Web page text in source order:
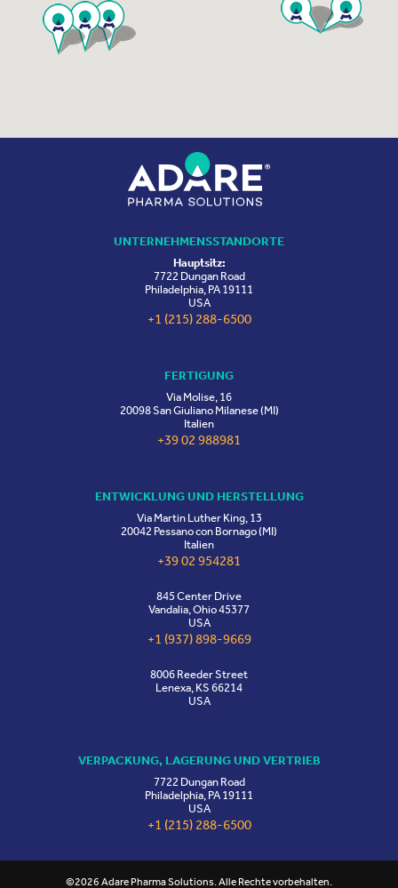
UNTERNEHMENSSTANDORTE
Hauptsitz:
7722 Dungan Road
Philadelphia, PA 19111
USA
+1 (215) 288-6500
FERTIGUNG
Via Molise, 16
20098 San Giuliano Milanese (MI)
Italien
+39 02 988981
ENTWICKLUNG UND HERSTELLUNG
Via Martin Luther King, 13
20042 Pessano con Bornago (MI)
Italien
+39 02 954281
845 Center Drive
Vandalia, Ohio 45377
USA
+1 (937) 898-9669
8006 Reeder Street
Lenexa, KS 66214
USA
VERPACKUNG, LAGERUNG UND VERTRIEB
7722 Dungan Road
Philadelphia, PA 19111
USA
+1 (215) 288-6500
©2026 Adare Pharma Solutions. Alle Rechte vorbehalten.